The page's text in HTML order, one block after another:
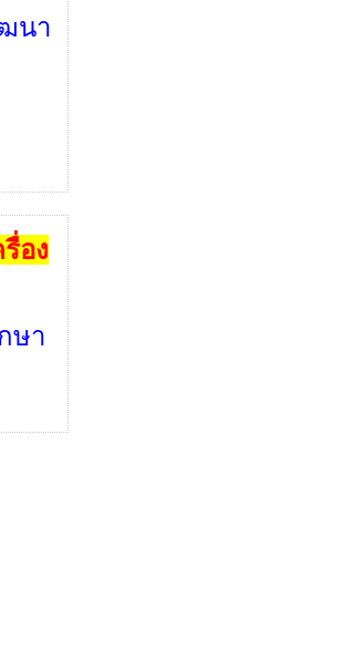
นา
อง
ษา